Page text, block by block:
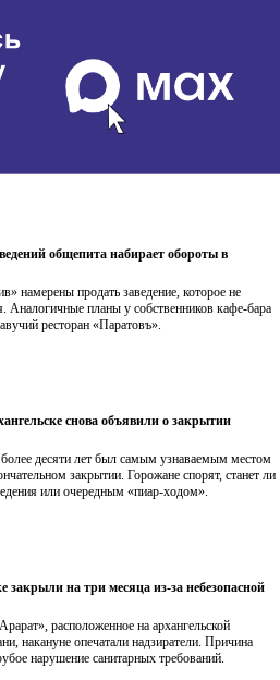
общепита набирает обороты в
намерены продать заведение, которое не
Аналогичные планы у собственников кафе-бара
ресторан «Паратовъ».
снова объявили о закрытии
десяти лет был самым узнаваемым местом
закрытии. Горожане спорят, станет ли
или очередным «пиар-ходом».
закрыли на три месяца из-за небезопасной
расположенное на архангельской
накануне опечатали надзиратели. Причина
нарушение санитарных требований.